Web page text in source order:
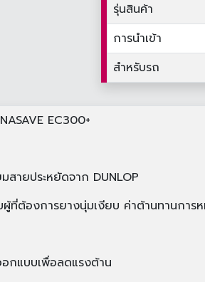
รุ่นสินค้า
การนำเข้า
สำหรับรถ
EC300+
สายประหยัดจาก DUNLOP
ผู้ที่ต้องการยางนุ่มเงียบ ค่าต้านทานการ
กแบบเพื่อลดแรงต้าน